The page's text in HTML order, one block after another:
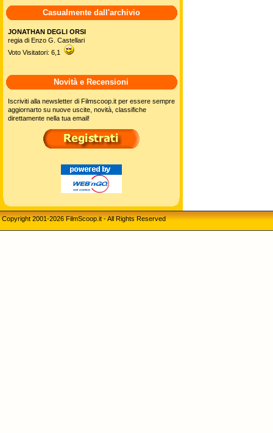
Casualmente dall'archivio
JONATHAN DEGLI ORSI
regia di Enzo G. Castellari
Voto Visitatori: 6,1
Novità e Recensioni
Iscriviti alla newsletter di Filmscoop.it per essere sempre
aggiornarto su nuove uscite, novità, classifiche
direttamente nella tua email!
Copyright 2001-2026 FilmScoop.it - All Rights Reserved